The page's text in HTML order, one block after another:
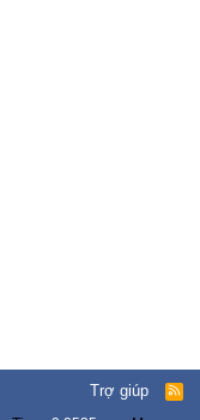
Trợ giúp
R